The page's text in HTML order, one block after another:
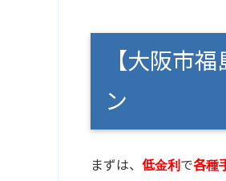
【大阪市
ン
まずは、 低金利で各種